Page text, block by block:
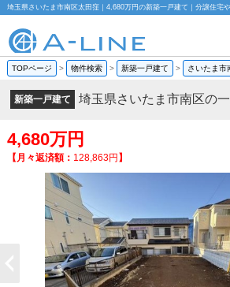
埼玉県さいたま市南区太田窪｜4,680万円の新築一戸建て｜分譲住宅
TOPページ > 物件検索 > 新築一戸建て > さいたま市
新築一戸建て 埼玉県さいたま市南区の
4,680万円
【月々返済額： 128,863円】